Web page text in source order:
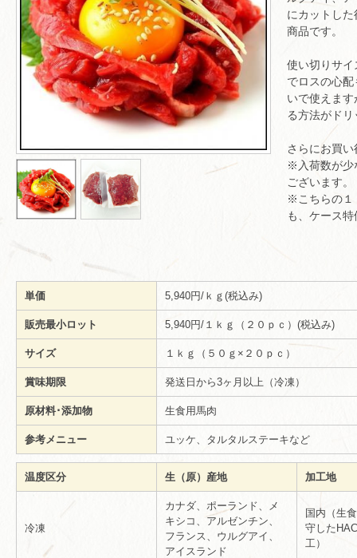
にカットし
商品です。
使い切りサ
でロスの心
いで使えま
る方法がド
さらにお買
※入荷数が少
ございます。
※こちらの１
も、ケース
単価 5,940円/ｋｇ(税込み)
販売最小ロット 5,940円/１ｋｇ（２０ｐｃ）(税込み)
サイズ １ｋｇ（５０ｇ×２０ｐｃ）
賞味期限 発送日から3ヶ月以上（冷凍）
原材料･添加物 生食用馬肉
参考メニュー ユッケ、タルタルステーキなど
温度区分 生（原）産地 加工地
冷凍
カナダ、ポーランド、メ
キシコ、アルゼンチン、
フランス、ウルグアイ、
アイスランド
国内（生
守した
工）